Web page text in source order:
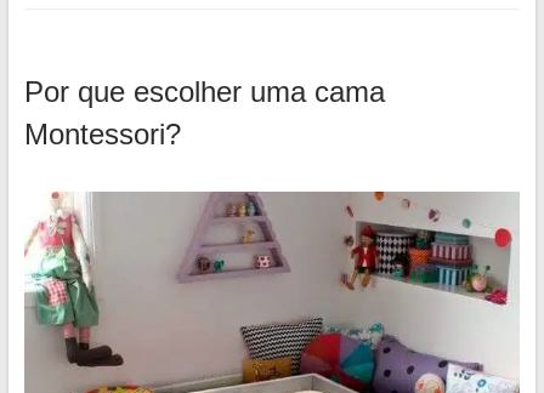
Por que escolher uma cama
Montessori?